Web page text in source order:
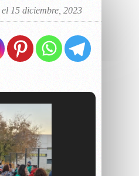
el 15 diciembre, 2023